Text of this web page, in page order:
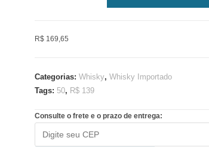
R$ 169,65
Categorias:Whisky,Whisky Importado
Tags: 50, R$ 139
Consulte o frete e o prazo de entrega: